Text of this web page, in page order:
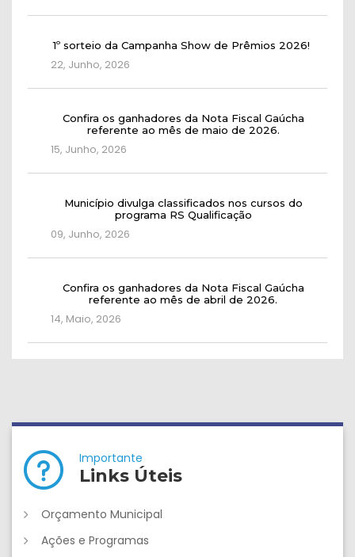
1º sorteio da Campanha Show de Prêmios 2026!
22, Junho, 2026
Confira os ganhadores da Nota Fiscal Gaúcha
referente ao mês de maio de 2026.
15, Junho, 2026
Município divulga classificados nos cursos do
programa RS Qualificação
09, Junho, 2026
Confira os ganhadores da Nota Fiscal Gaúcha
referente ao mês de abril de 2026.
14, Maio, 2026
Importante
Links Úteis
Orçamento Municipal
Ações e Programas